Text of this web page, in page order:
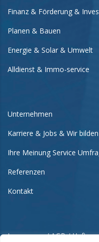
Finanz & Förderung &
Planen & Bauen
Energie & Solar & Umwelt
Alldienst & Immo-service
Unternehmen
Karriere & Jobs & Wir
Ihre Meinung Service
Referenzen
Kontakt
Impressum / AGB /